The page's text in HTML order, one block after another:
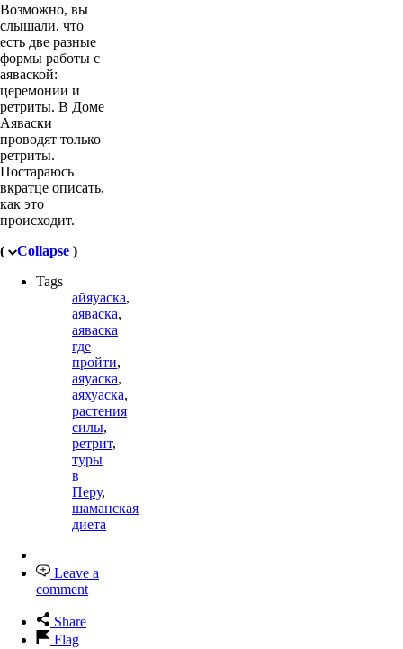
Возможно, вы
слышали, что
есть две разные
формы работы с
аяваской:
церемонии и
ретриты. В Доме
Аяваски
проводят только
ретриты.
Постараюсь
вкратце описать,
как это
происходит.
(
Collapse )
Tags
айяуаска,
аяваска,
аяваска
где
пройти,
аяуаска,
аяхуаска,
растения
силы,
ретрит,
туры
в
Перу,
шаманская
диета
Leave a
comment
Share
Flag